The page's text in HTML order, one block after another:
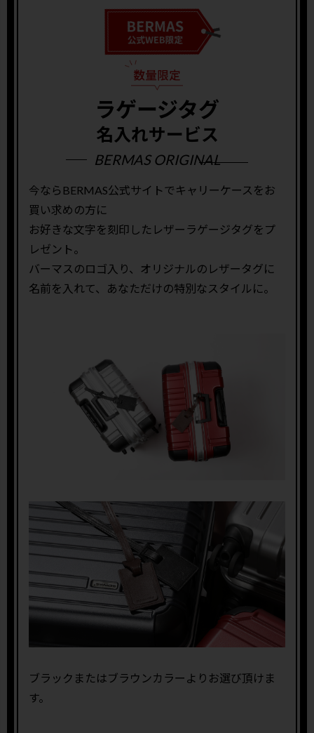
ラゲージタグ
名入れサービス
BERMAS ORIGINAL
今ならBERMAS公式サイトでキャリーケースをお
買い求めの方に
お好きな文字を刻印したレザーラゲージタグをプ
レゼント。
バーマスのロゴ入り、オリジナルのレザータグに
名前を入れて、あなただけの特別なスタイルに。
ブラックまたはブラウンカラーよりお選び頂けま
す。